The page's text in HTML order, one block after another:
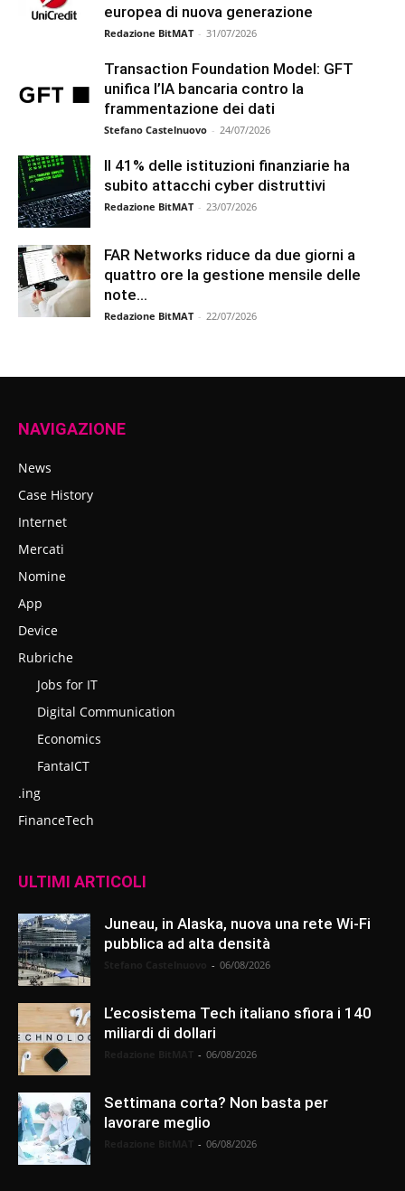
europea di nuova generazione
Redazione BitMAT - 31/07/2026
Transaction Foundation Model: GFT
unifica l’IA bancaria contro la
frammentazione dei dati
Stefano Castelnuovo - 24/07/2026
Il 41% delle istituzioni finanziarie ha
subito attacchi cyber distruttivi
Redazione BitMAT - 23/07/2026
FAR Networks riduce da due giorni a
quattro ore la gestione mensile delle
note...
Redazione BitMAT - 22/07/2026
NAVIGAZIONE
News
Case History
Internet
Mercati
Nomine
App
Device
Rubriche
Jobs for IT
Digital Communication
Economics
FantaICT
.ing
FinanceTech
ULTIMI ARTICOLI
Juneau, in Alaska, nuova una rete Wi-Fi
pubblica ad alta densità
- 06/08/2026
L’ecosistema Tech italiano sfiora i 140
miliardi di dollari
- 06/08/2026
Settimana corta? Non basta per
lavorare meglio
- 06/08/2026